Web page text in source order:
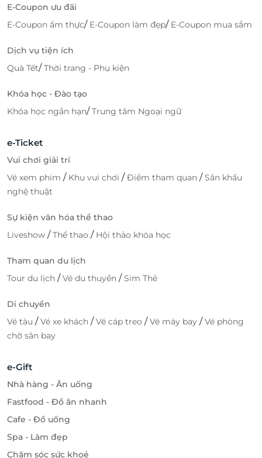
E-Coupon ưu đãi
E-Coupon ẩm thực/ E-Coupon làm đẹp/ E-Coupon mua sắm
Dịch vụ tiện ích
Quà Tết/Thời trang - Phụ kiện
Khóa học - Đào tạo
Khóa học ngắn hạn/Trung tâm Ngoại ngữ
e-Ticket
Vui chơi giải trí
Vé xem phim / Khu vui chơi /Điểm tham quan /Sân khấu
nghệ thuật
Sự kiện văn hóa thể thao
Liveshow /Thể thao / Hội thảo khóa học
Tham quan du lịch
Tour du lịch /Vé du thuyền /Sim Thẻ
Di chuyển
Vé tàu /Vé xe khách /Vé cáp treo /Vé máy bay /Vé phòng
chờ sân bay
e-Gift
Nhà hàng - Ăn uống
Fastfood - Đồ ăn nhanh
Cafe - Đồ uống
Spa - Làm đẹp
Chăm sóc sức khoẻ